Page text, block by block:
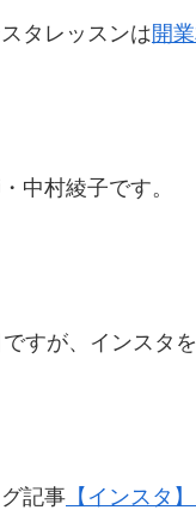
タレッスンは開
中村綾子です。
すが、インスタ
記事 【インスタ